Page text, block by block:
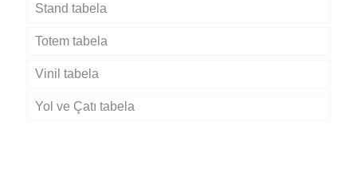
Stand tabela
Totem tabela
Vinil tabela
Yol ve Çatı tabela